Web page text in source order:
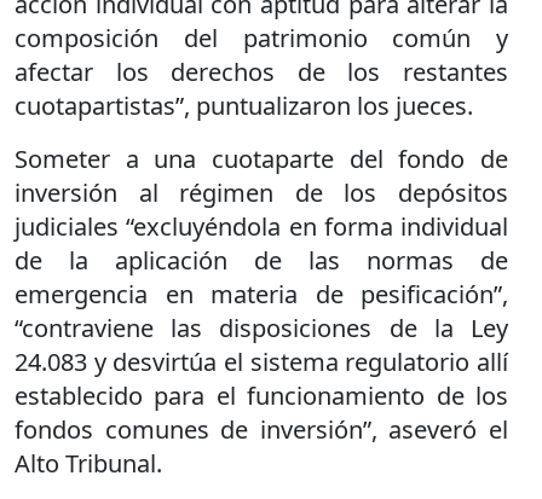
composición del patrimonio común y
afectar los derechos de los restantes
cuotapartistas”, puntualizaron los jueces.
Someter a una cuotaparte del fondo de
inversión al régimen de los depósitos
judiciales “excluyéndola en forma individual
de la aplicación de las normas de
emergencia en materia de pesificación”,
“contraviene las disposiciones de la Ley
24.083 y desvirtúa el sistema regulatorio allí
establecido para el funcionamiento de los
fondos comunes de inversión”, aseveró el
Alto Tribunal.